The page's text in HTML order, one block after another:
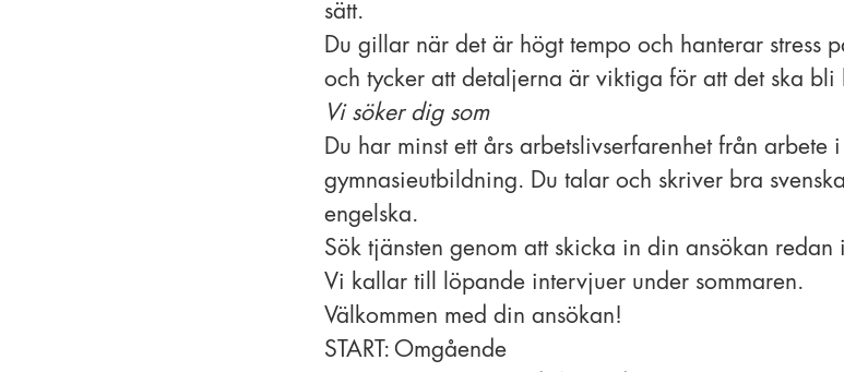
sätt.
Du gillar när det är högt tempo och hanterar stress
och tycker att detaljerna är viktiga för att det ska bli
Vi söker dig som
Du har minst ett års arbetslivserfarenhet från arbete
gymnasieutbildning. Du talar och skriver bra
engelska.
Sök tjänsten genom att skicka in din ansökan redan
Vi kallar till löpande intervjuer under sommaren.
Välkommen med din ansökan!
START: Omgående